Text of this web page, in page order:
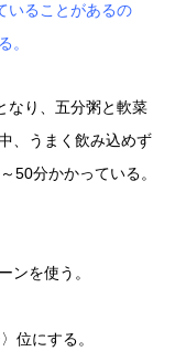
ることがあるの
。
り、五分粥と軟菜
、うまく飲み込めず
50分かかっている。
ンを使う。
位にする。